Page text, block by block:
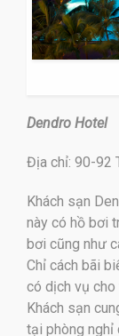
Dendro Hotel
Địa chỉ: 90-92
Khách sạn
này có hồ bơi
bơi cũng như
Chỉ cách bãi
có dịch vụ cho
Khách sạn
tại phòng nghỉ